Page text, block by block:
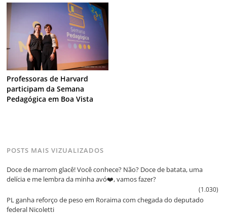
Professoras de Harvard
participam da Semana
Pedagógica em Boa Vista
POSTS MAIS VIZUALIZADOS
Doce de marrom glacê! Você conhece? Não? Doce de batata, uma
delícia e me lembra da minha avó❤️, vamos fazer?
(1.030)
PL ganha reforço de peso em Roraima com chegada do deputado
federal Nicoletti